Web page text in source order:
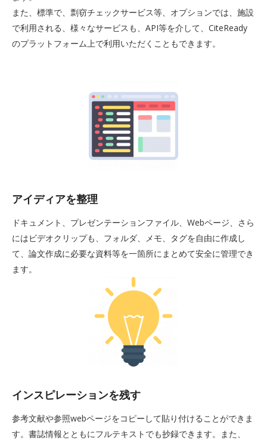
また、標準で、剽窃チェックサービス等、オプションでは、施設
で利用される、様々なサービスも、API等を介して、CiteReady
のプラットフォーム上で利用いただくこともできます。
アイディアを整理
ドキュメント、プレゼンテーションファイル、Webページ、さら
にはビデオクリップも、フォルダ、メモ、タグを自由に作成し
て、論文作成に必要な資料等を一箇所にまとめて安全に管理でき
ます。
インスピレーションを残す
参考文献や参照webページをコピーして貼り付けることができま
す。書誌情報とともにフルテキストでも抄録できます。また、